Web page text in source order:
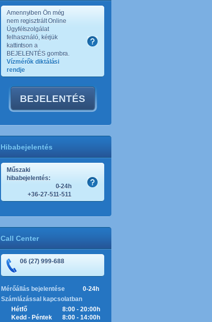
Amennyiben Ön még
nem regisztrált Online
Ügyfélszolgálat
felhasználó, kérjük
kattintson a
BEJELENTÉS gombra.
Vízmérők diktálási
rendje
BEJELENTÉS
Hibabejelentés
Műszaki
hibabejelentés:
0-24h
+36-27-511-511
Call Center
06 (27) 999-688
Mérőállás bejelentése
0-24h
Számlázással kapcsolatban
Hétfő
Kedd - Péntek
8:00 - 20:00h
8:00 - 14:00h